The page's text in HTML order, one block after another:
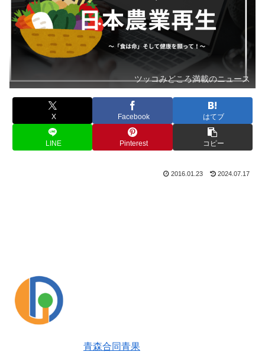
ツッコみどころ満載のニュース
X Facebook はてブ
LINE Pinterest コピー
2016.01.23 2024.07.17
青森合同青果